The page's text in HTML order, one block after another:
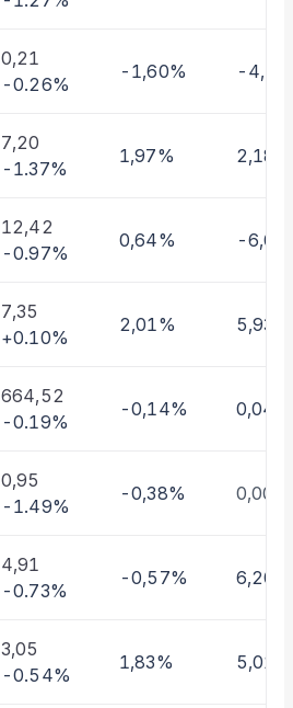
0,21
-0.26%
-1,60% -
7,20
-1.37%
1,97% 2,18%
12,42
-0.97%
0,64% -
7,35
+0.10%
2,01% 5,93%
664,52
-0.19%
-0,14% 0,04%
0,95
-1.49%
-0,38% 0,00%
4,91
-0.73%
-0,57% 6,20%
3,05
-0.54%
1,83% 5,01%